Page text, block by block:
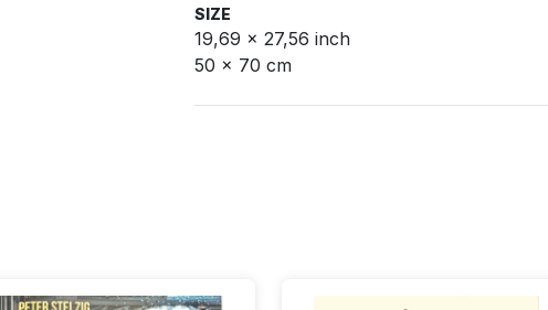
SIZE
19,69 x 27,56 inch
50 x 70 cm